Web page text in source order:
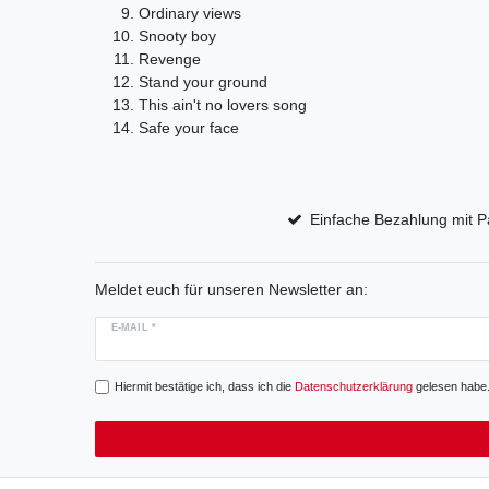
Ordinary views
Snooty boy
Revenge
Stand your ground
This ain't no lovers song
Safe your face
Einfache Bezahlung mit
Meldet euch für unseren Newsletter an:
E-MAIL *
Hiermit bestätige ich, dass ich die Daten­schutz­erklärunggelesen